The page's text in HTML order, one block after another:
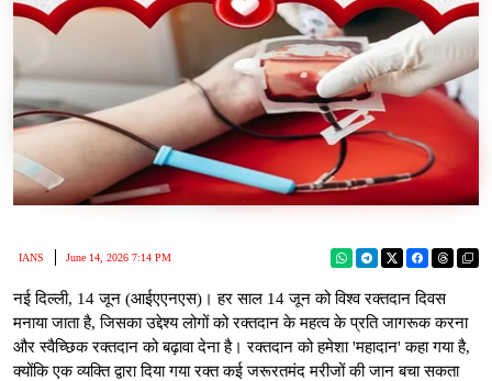
IANS June 14, 2026 7:14 PM
नई दिल्ली, 14 जून (आईएएनएस)। हर साल 14 जून को विश्व रक्तदान दिवस
मनाया जाता है, जिसका उद्देश्य लोगों को रक्तदान के महत्व के प्रति जागरूक करना
और स्वैच्छिक रक्तदान को बढ़ावा देना है। रक्तदान को हमेशा 'महादान' कहा गया है,
क्योंकि एक व्यक्ति द्वारा दिया गया रक्त कई जरूरतमंद मरीजों की जान बचा सकता